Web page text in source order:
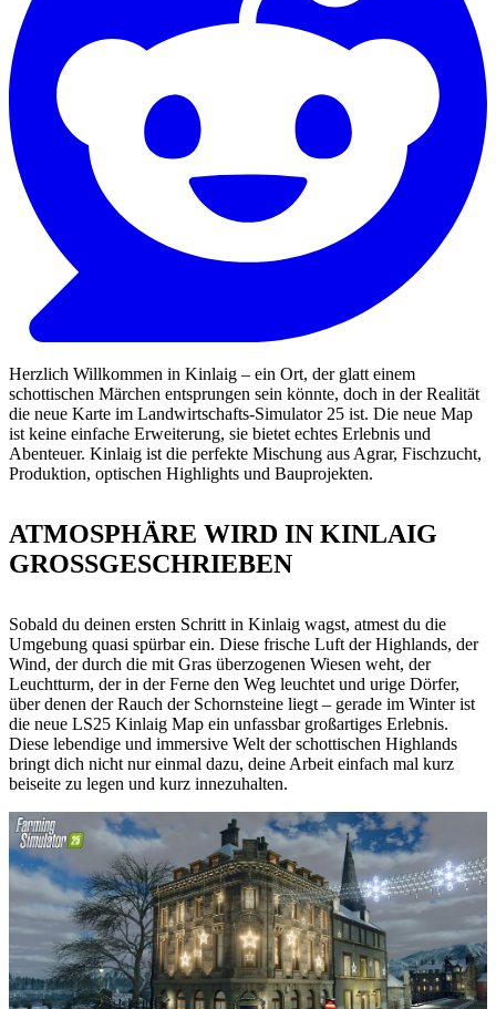
Herzlich Willkommen in Kinlaig – ein Ort, der glatt einem
schottischen Märchen entsprungen sein könnte, doch in der Realität
die neue Karte im Landwirtschafts-Simulator 25 ist. Die neue Map
ist keine einfache Erweiterung, sie bietet echtes Erlebnis und
Abenteuer. Kinlaig ist die perfekte Mischung aus Agrar, Fischzucht,
Produktion, optischen Highlights und Bauprojekten.
ATMOSPHÄRE WIRD IN KINLAIG
GROSSGESCHRIEBEN
Sobald du deinen ersten Schritt in Kinlaig wagst, atmest du die
Umgebung quasi spürbar ein. Diese frische Luft der Highlands, der
Wind, der durch die mit Gras überzogenen Wiesen weht, der
Leuchtturm, der in der Ferne den Weg leuchtet und urige Dörfer,
über denen der Rauch der Schornsteine liegt – gerade im Winter ist
die neue LS25 Kinlaig Map ein unfassbar großartiges Erlebnis.
Diese lebendige und immersive Welt der schottischen Highlands
bringt dich nicht nur einmal dazu, deine Arbeit einfach mal kurz
beiseite zu legen und kurz innezuhalten.